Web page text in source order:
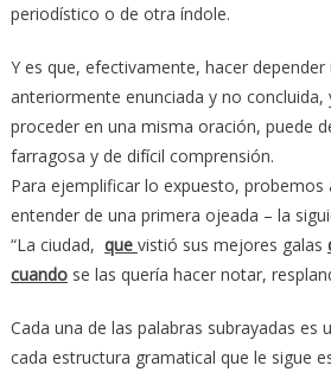
periodístico o de otra índole.
Y es que, efectivamente, hacer
anteriormente enunciada y no concluida,
proceder en una misma oración, puede
farragosa y de difícil comprensión.
Para ejemplificar lo expuesto, probemos
entender de una primera ojeada – la
“La ciudad, que vistió sus mejores galas
cuandose las quería hacer notar,
Cada una de las palabras subrayadas es
cada estructura gramatical que le sigue